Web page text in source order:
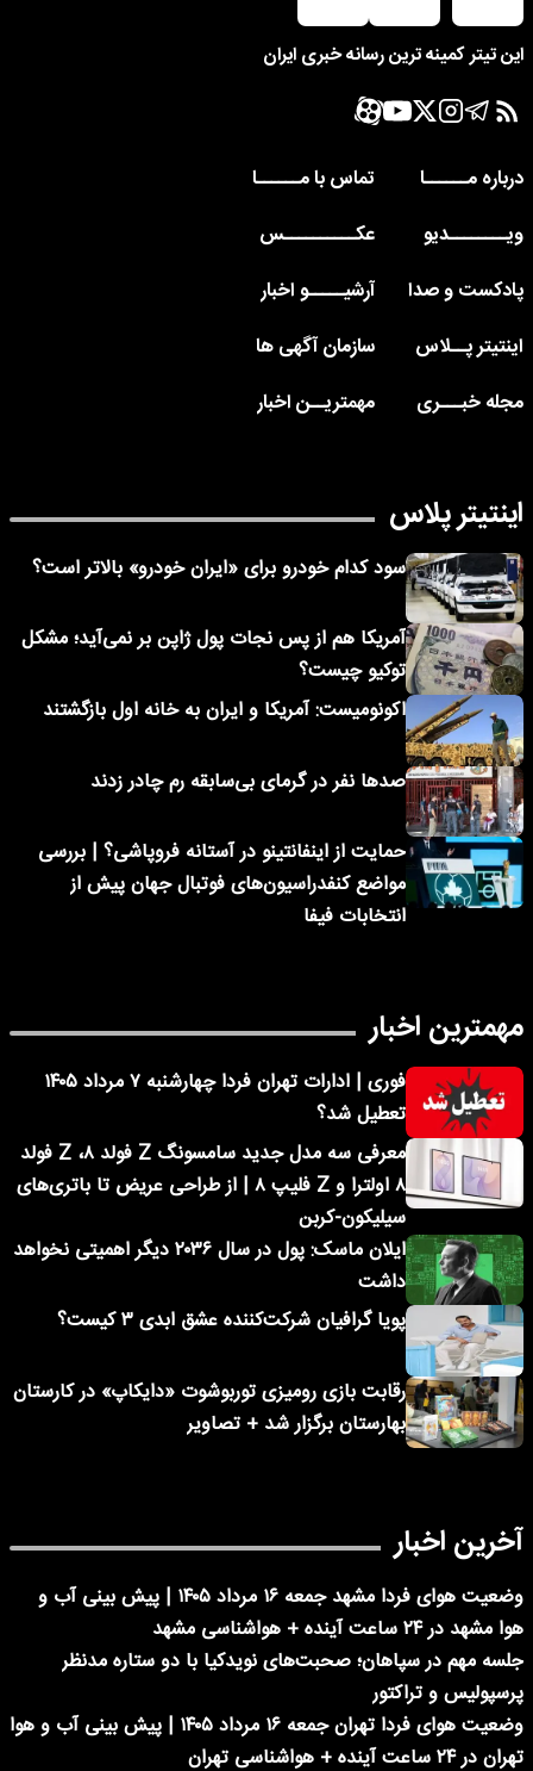
این تیتر کمینه ترین رسانه خبری ایران
درباره مــــــا
تماس با مــــــا
ویــــــــدیو
عکــــــــــس
پادکست و صدا
آرشیـــــو اخبار
اینتیتر پــلاس
سازمان آگهی ها
مجله خبـــری
مهمتریــن اخبار
اینتیتر پلاس
سود کدام خودرو برای «ایران خودرو» بالاتر است؟
آمریکا هم از پس نجات پول ژاپن بر نمی‌آید؛ مشکل
توکیو چیست؟
اکونومیست: آمریکا و ایران به خانه اول بازگشتند
صدها نفر در گرمای بی‌سابقه رم چادر زدند
حمایت از اینفانتینو در آستانه فروپاشی؟ | بررسی
مواضع کنفدراسیون‌های فوتبال جهان پیش از
انتخابات فیفا
مهمترین اخبار
فوری | ادارات تهران فردا چهارشنبه ۷ مرداد ۱۴۰۵
تعطیل شد؟
معرفی سه مدل جدید سامسونگ Z فولد ۸، Z فولد
۸ اولترا و Z فلیپ ۸ | از طراحی عریض تا باتری‌های
سیلیکون-کربن
ایلان ماسک: پول در سال ۲۰۳۶ دیگر اهمیتی نخواهد
داشت
پویا گرافیان شرکت‌کننده عشق ابدی ۳ کیست؟
رقابت بازی رومیزی توربوشوت «دایکاپ» در کارستان
بهارستان برگزار شد + تصاویر
آخرین اخبار
وضعیت هوای فردا مشهد جمعه ۱۶ مرداد ۱۴۰۵ | پیش بینی آب و
هوا مشهد در ۲۴ ساعت آینده + هواشناسی مشهد
جلسه مهم در سپاهان؛ صحبت‌های نویدکیا با دو ستاره مدنظر
پرسپولیس و تراکتور
وضعیت هوای فردا تهران جمعه ۱۶ مرداد ۱۴۰۵ | پیش بینی آب و هوا
تهران در ۲۴ ساعت آینده + هواشناسی تهران